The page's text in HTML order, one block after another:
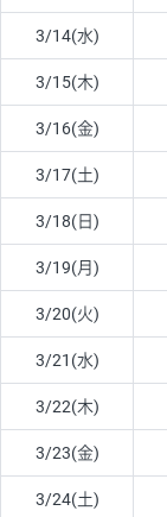
3/14(水)
3/15(木)
3/16(金)
3/17(土)
3/18(日)
3/19(月)
3/20(火)
3/21(水)
3/22(木)
3/23(金)
3/24(土)